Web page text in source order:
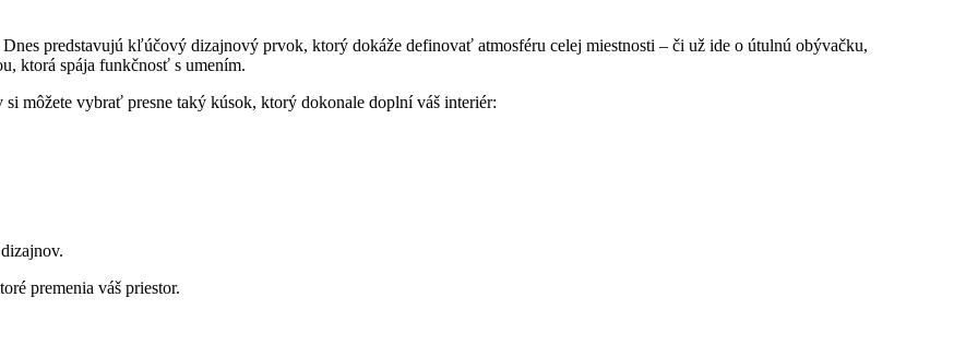
predstavujú kľúčový dizajnový prvok, ktorý dokáže definovať atmosféru celej miestnosti – či už ide o útulnú obývačku,
ktorá spája funkčnosť s umením.
môžete vybrať presne taký kúsok, ktorý dokonale doplní váš interiér:
premenia váš priestor.